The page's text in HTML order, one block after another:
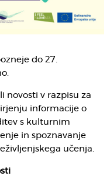
do 27.
novosti v razpisu za
informacije o
s kulturnim
in spoznavanje
učenja.